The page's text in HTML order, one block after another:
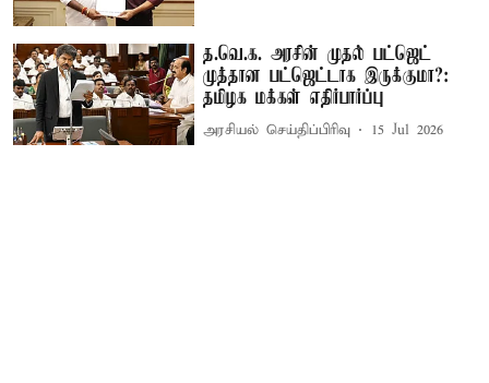
த.வெ.க. அரசின் முதல் பட்ஜெட்
முத்தான பட்ஜெட்டாக இருக்குமா?:
தமிழக மக்கள் எதிர்பார்ப்பு
அரசியல் செய்திப்பிரிவு 15 Jul 2026